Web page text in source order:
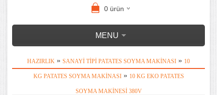
0ürün
MENU
HAZIRLIK » SANAYI TIPI PATATES SOYMA MAKINASI » 10
KG PATATES SOYMA MAKINASI» 10 KG EKO PATATES
SOYMA MAKINESI 380V